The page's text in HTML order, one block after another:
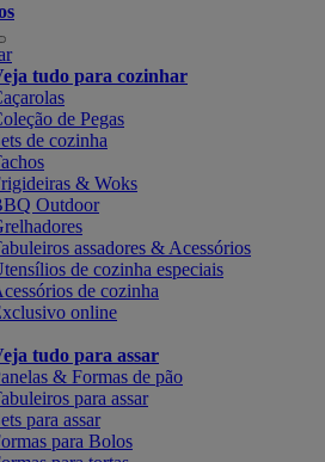
tudo para cozinhar
de Pegas
de cozinha
& Woks
Outdoor
assadores & Acessórios
de cozinha especiais
de cozinha
online
tudo para assar
& Formas de pão
para assar
para assar
para Bolos